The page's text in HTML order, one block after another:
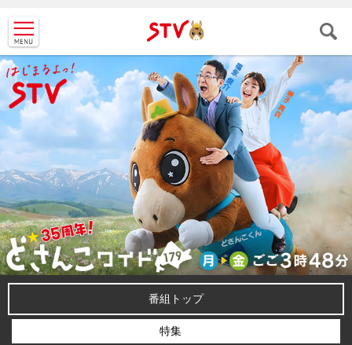
ＳＴＶ札
幌テレビ
番組トップ
特集